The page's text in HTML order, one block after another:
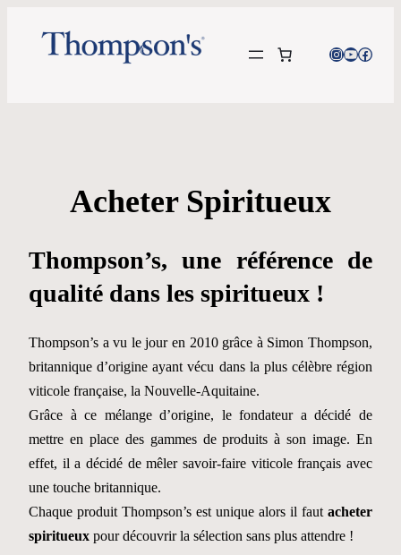
Instagram
YouTube
Acheter Spiritueux
Thompson’s, une référence de
qualité dans les spiritueux !
Thompson’s a vu le jour en 2010 grâce à Simon Thompson,
britannique d’origine ayant vécu dans la plus célèbre région
viticole française, la Nouvelle-Aquitaine.
Grâce à ce mélange d’origine, le fondateur a décidé de
mettre en place des gammes de produits à son image. En
effet, il a décidé de mêler savoir-faire viticole français avec
une touche britannique.
Chaque produit Thompson’s est unique alors il faut acheter
spiritueux pour découvrir la sélection sans plus attendre !